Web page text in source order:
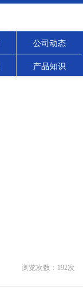
公司动态
产品知识
浏览次数： 192次